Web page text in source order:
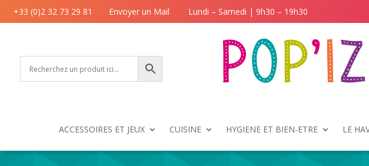
+33 (0)2 32 73 29 81 Envoyer un Mail Lundi – Samedi | 9h30 – 19h30
ACCESSOIRES ET JEUX CUISINE HYGIENE ET BIEN-ETRE LE